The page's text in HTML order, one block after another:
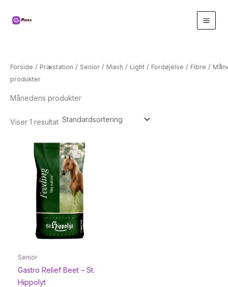
Forside / Præstation / Senior / Mash / Light / Fordøjelse / Fibre /
produkter
Månedens produkter
Viser 1 resultat
Senior
Gastro Relief Beet – St.
Hippolyt